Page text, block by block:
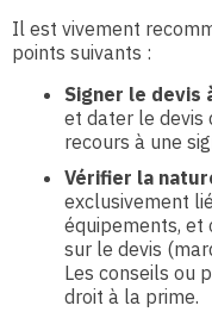
Il est vivement
points suivants :
Signer le devis
et dater le devis
recours à une
Vérifier la
exclusivement
équipements,
sur le devis
Les conseils ou
droit à la prime.